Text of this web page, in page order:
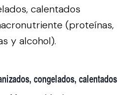
calentados
(proteínas,
y alcohol).